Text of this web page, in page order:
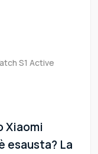
S1 Active
Xiaomi
esausta? La